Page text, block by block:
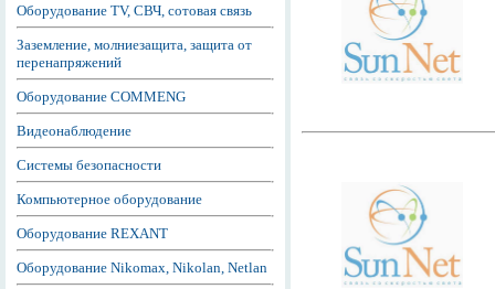
Оборудование TV, СВЧ, сотовая связь
Заземление, молниезащита, защита от
перенапряжений
Оборудование COMMENG
Видеонаблюдение
Системы безопасности
Компьютерное оборудование
Оборудование REXANT
Оборудование Nikomax, Nikolan, Netlan